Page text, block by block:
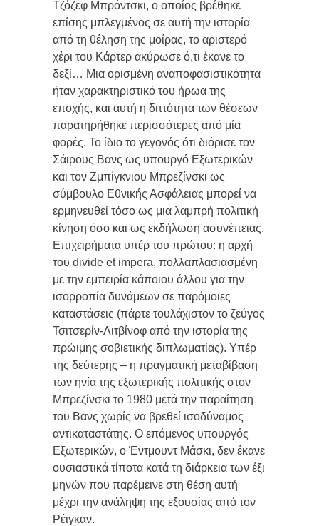
Τζόζεφ Μπρόντσκι, ο οποίος βρέθηκε
επίσης μπλεγμένος σε αυτή την ιστορία
από τη θέληση της μοίρας, το αριστερό
χέρι του Κάρτερ ακύρωσε ό,τι έκανε το
δεξί… Μια ορισμένη αναποφασιστικότητα
ήταν χαρακτηριστικό του ήρωα της
εποχής, και αυτή η διττότητα των θέσεων
παρατηρήθηκε περισσότερες από μία
φορές. Το ίδιο το γεγονός ότι διόρισε τον
Σάιρους Βανς ως υπουργό Εξωτερικών
και τον Ζμπίγκνιου Μπρεζίνσκι ως
σύμβουλο Εθνικής Ασφάλειας μπορεί να
ερμηνευθεί τόσο ως μια λαμπρή πολιτική
κίνηση όσο και ως εκδήλωση ασυνέπειας.
Επιχειρήματα υπέρ του πρώτου: η αρχή
του divide et impera, πολλαπλασιασμένη
με την εμπειρία κάποιου άλλου για την
ισορροπία δυνάμεων σε παρόμοιες
καταστάσεις (πάρτε τουλάχιστον το ζεύγος
Τσιτσερίν-Λιτβίνοφ από την ιστορία της
πρώιμης σοβιετικής διπλωματίας). Υπέρ
της δεύτερης – η πραγματική μεταβίβαση
των ηνία της εξωτερικής πολιτικής στον
Μπρεζίνσκι το 1980 μετά την παραίτηση
του Βανς χωρίς να βρεθεί ισοδύναμος
αντικαταστάτης. Ο επόμενος υπουργός
Εξωτερικών, ο Έντμουντ Μάσκι, δεν έκανε
ουσιαστικά τίποτα κατά τη διάρκεια των έξι
μηνών που παρέμεινε στη θέση αυτή
μέχρι την ανάληψη της εξουσίας από τον
Ρέιγκαν.